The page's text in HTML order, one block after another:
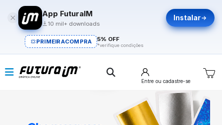
App FuturaIM
10 mil+ downloads
Instalar
PRIMEIRACOMPRA 5% OFF
*verifique condições
Entre ou cadastre-se